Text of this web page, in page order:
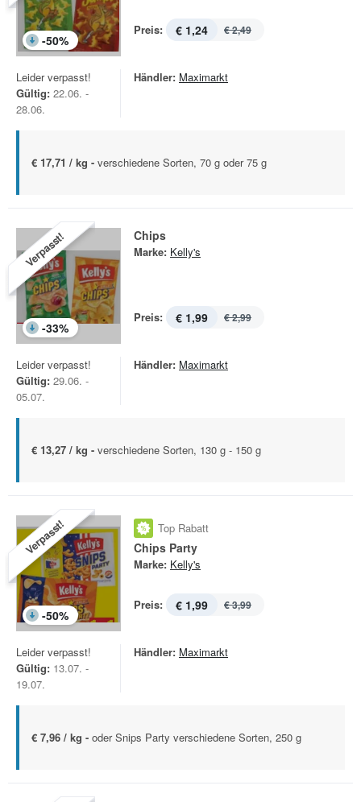
-50%
Preis: € 1,24 € 2,49
Leider verpasst!
Gültig: 22.06. -
28.06.
Händler: Maximarkt
€ 17,71 / kg - verschiedene Sorten, 70 g oder 75 g
Verpasst!
-33%
Chips
Marke: Kelly's
Preis: € 1,99 € 2,99
Leider verpasst!
Gültig: 29.06. -
05.07.
Händler: Maximarkt
€ 13,27 / kg - verschiedene Sorten, 130 g - 150 g
Verpasst!
-50%
Top Rabatt
Chips Party
Marke: Kelly's
Preis: € 1,99 € 3,99
Leider verpasst!
Gültig: 13.07. -
19.07.
Händler: Maximarkt
€ 7,96 / kg - oder Snips Party verschiedene Sorten, 250 g